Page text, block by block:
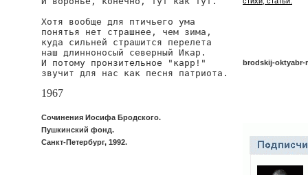
Хотя вообще для птичьего ума
понятья нет страшнее, чем зима,
куда сильней страшится перелета
наш длинноносый северный Икар.
И потому пронзительное "карр!"
звучит для нас как песня патриота.
1967
Сочинения Иосифа Бродского.
Пушкинский фонд.
Санкт-Петербург, 1992.
brodskij-oktyabr-